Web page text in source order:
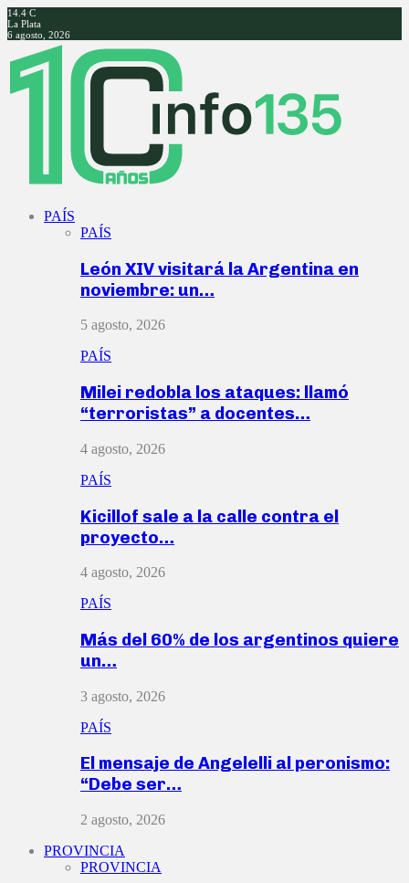
14.4 C
La Plata
6 agosto, 2026
Facebook
Twitter
Instagram
Youtube
PAÍS
PAÍS
León XIV visitará la Argentina en
noviembre: un…
5 agosto, 2026
PAÍS
Milei redobla los ataques: llamó
“terroristas” a docentes…
4 agosto, 2026
PAÍS
Kicillof sale a la calle contra el
proyecto…
4 agosto, 2026
PAÍS
Más del 60% de los argentinos quiere
un…
3 agosto, 2026
PAÍS
El mensaje de Angelelli al peronismo:
“Debe ser…
2 agosto, 2026
PROVINCIA
PROVINCIA